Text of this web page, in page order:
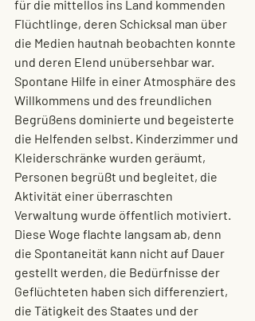
für die mittellos ins Land kommenden
Flüchtlinge, deren Schicksal man über
die Medien hautnah beobachten konnte
und deren Elend unübersehbar war.
Spontane Hilfe in einer Atmosphäre des
Willkommens und des freundlichen
Begrüßens dominierte und begeisterte
die Helfenden selbst. Kinderzimmer und
Kleiderschränke wurden geräumt,
Personen begrüßt und begleitet, die
Aktivität einer überraschten
Verwaltung wurde öffentlich motiviert.
Diese Woge flachte langsam ab, denn
die Spontaneität kann nicht auf Dauer
gestellt werden, die Bedürfnisse der
Geflüchteten haben sich differenziert,
die Tätigkeit des Staates und der